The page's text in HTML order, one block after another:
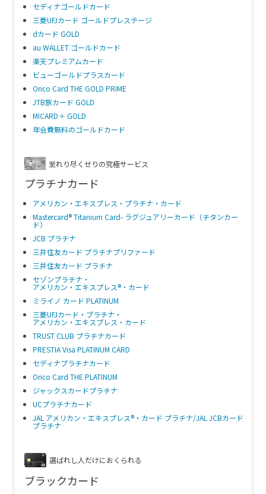
セディナゴールドカード
三菱UFJカード ゴールドプレステージ
dカード GOLD
au WALLET ゴールドカード
楽天プレミアムカード
ビューゴールドプラスカード
Orico Card THE GOLD PRIME
JTB旅カード GOLD
MICARD＋ GOLD
年会費無料のゴールドカード
至れり尽くせりの究極サービス
プラチナカード
アメリカン・エキスプレス・プラチナ・カード
Mastercard® Titanium Card- ラグジュアリーカード（チタンカー
ド）
JCB プラチナ
三井住友カード プラチナプリファード
三井住友カード プラチナ
セゾンプラチナ・
アメリカン・エキスプレス®・カード
ミライノ カード PLATINUM
三菱UFJカード・プラチナ・
アメリカン・エキスプレス・カード
TRUST CLUB プラチナカード
PRESTIA Visa PLATINUM CARD
セディナプラチナカード
Orico Card THE PLATINUM
ジャックスカードプラチナ
UCプラチナカード
JAL アメリカン・エキスプレス®・カード プラチナ/JAL JCBカード
プラチナ
選ばれし人だけにおくられる
ブラックカード